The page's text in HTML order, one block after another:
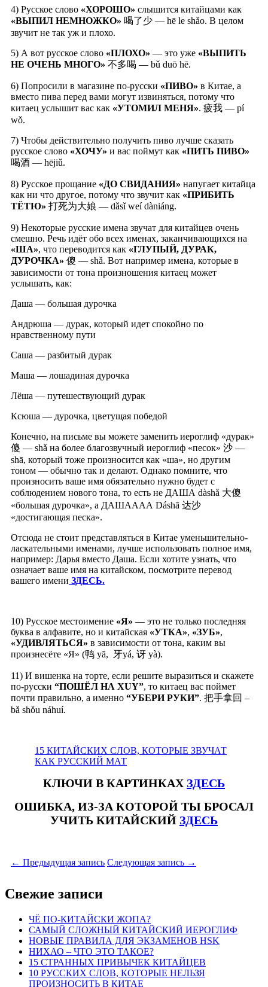
4) Русское слово «ХОРОШО» слышится китайцами как
«ВЫПИЛ НЕМНОЖКО» 喝了少 — hē le shǎo. В целом
звучит не так уж и плохо.
5) А вот русское слово «ПЛОХО» — это уже «ВЫПИТЬ
НЕ ОЧЕНЬ МНОГО» 不多喝 — bǔ duō hē.
6) Попросили в магазине по-русски «ПИВО» в Китае, а
вместо пива перед вами могут извиняться, потому что
китаец услышит вас как «УТОМИЛ МЕНЯ». 疲我 — pí
wǒ.
7) Чтобы действительно получить пиво лучше сказать
русское слово «ХОЧУ» и вас поймут как «ПИТЬ ПИВО»
喝酒 — hējiǔ.
8) Русское прощание «ДО СВИДАНИЯ» напугает китайца
как ни что другое, потому что звучит как «ПРИБИТЬ
ТЁТЮ» 打死为大娘 — dǎsǐ weí dàniáng.
9) Некоторые русские имена звучат для китайцев очень
смешно. Речь идёт обо всех именах, заканчивающихся на
«ША», что переводится как «ГЛУПЫЙ, ДУРАК,
ДУРОЧКА» 傻 — shǎ. Вот например имена, которые в
зависимости от тона произношения китаец может
услышать, как:
Даша — большая дурочка
Андрюша — дурак, который идет спокойно по
нравственному пути
Саша — разбитый дурак
Маша — лошадиная дурочка
Лёша — путешествующий дурак
Ксюша — дурочка, цветущая победой
Конечно, на письме вы можете заменить иероглиф «дурак»
傻 — shǎ на более благозвучный иероглиф «песок» 沙 —
shā, который тоже произносится как «ша», но другим
тоном — обычно так и делают. Однако помните, что
произносить ваше имя обязательно нужно будет с
соблюдением нового тона, то есть не ДАША dàshǎ 大傻
«большая дурочка», а ДАШАААА Dáshā 达沙
«достигающая песка».
Отсюда не стоит представляться в Китае уменьшительно-
ласкательными именами, лучше использовать полное имя,
например: Дарья вместо Даша. Если хотите узнать, что
означает ваше имя на китайском, посмотрите перевод
вашего имени ЗДЕСЬ.
10) Русское местоимение «Я» — это не только последняя
буква в алфавите, но и китайская «УТКА», «ЗУБ»,
«УДИВЛЯТЬСЯ» в зависимости от тона, каким вы
произнесёте «Я» (鸭 yā, 牙yá, 讶 yà).
11) И вишенка на торте, если решите выразиться и скажете
по-русски “ПОШЁЛ НА XUY”, то китаец вас поймет
почти правильно, а именно “УБЕРИ РУКИ”. 把手拿回 –
bǎ shǒu náhuí.
15 КИТАЙСКИХ СЛОВ, КОТОРЫЕ ЗВУЧАТ
КАК РУССКИЙ МАТ
КЛЮЧИ В КАРТИНКАХ ЗДЕСЬ
ОШИБКА, ИЗ-ЗА КОТОРОЙ ТЫ БРОСАЛ
УЧИТЬ КИТАЙСКИЙ ЗДЕСЬ
← Предыдущая запись Следующая запись →
Свежие записи
ЧЁ ПО-КИТАЙСКИ ЖОПА?
САМЫЙ СЛОЖНЫЙ КИТАЙСКИЙ ИЕРОГЛИФ
НОВЫЕ ПРАВИЛА ДЛЯ ЭКЗАМЕНОВ HSK
НИХАО – ЧТО ЭТО ТАКОЕ?
15 СТРАННЫХ ПРИВЫЧЕК КИТАЙЦЕВ
10 РУССКИХ СЛОВ, КОТОРЫЕ НЕЛЬЗЯ
ПРОИЗНОСИТЬ В КИТАЕ